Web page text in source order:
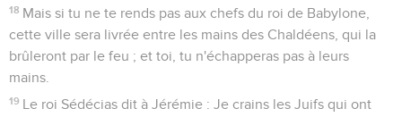
18 Mais si tu ne te rends pas aux chefs du roi de Babylone,
cette ville sera livrée entre les mains des Chaldéens, qui la
brûleront par le feu ; et toi, tu n'échapperas pas à leurs
mains.
19 Le roi Sédécias dit à Jérémie : Je crains les Juifs qui ont